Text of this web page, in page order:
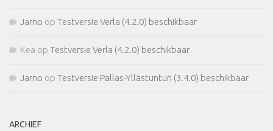
Jarno op Testversie Verla (4.2.0) beschikbaar
Kea op Testversie Verla (4.2.0) beschikbaar
Jarno op Testversie Pallas-Yllästunturi (3.4.0) beschikbaar
ARCHIEF